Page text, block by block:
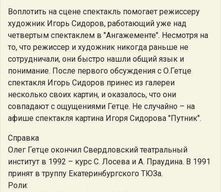
Воплотить на сцене спектакль помогает режиссеру
художник Игорь Сидоров, работающий уже над
четвертым спектаклем в "Ангажементе". Несмотря на
то, что режиссер и художник никогда раньше не
сотрудничали, они быстро нашли общий язык и
понимание. После первого обсуждения с О.Гетце
спектакля Игорь Сидоров принес из галереи
несколько своих картин, и оказалось, что они
совпадают с ощущениями Гетце. Не случайно – на
афише спектакля картина Игоря Сидорова "Путник".
Справка
Олег Гетце окончил Свердловский театральный
институт в 1992 – курс С. Лосева и А. Праудина. В 1991
принят в труппу Екатеринбургского ТЮЗа.
Роли: